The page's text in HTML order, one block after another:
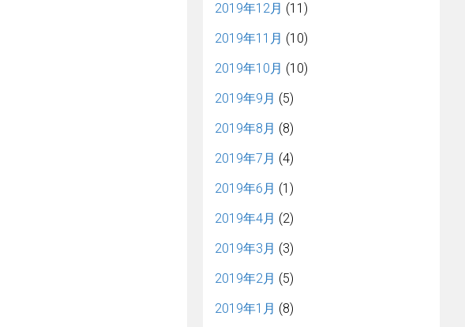
2019年12月 (11)
2019年11月 (10)
2019年10月 (10)
2019年9月 (5)
2019年8月 (8)
2019年7月 (4)
2019年6月 (1)
2019年4月 (2)
2019年3月 (3)
2019年2月 (5)
2019年1月 (8)